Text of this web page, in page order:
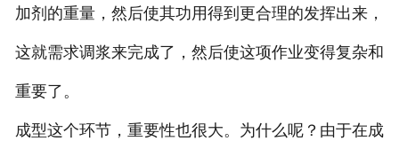
加剂的重量，然后使其功用得到更合理的发挥出来，
这就需求调浆来完成了，然后使这项作业变得复杂和
重要了。
成型这个环节，重要性也很大。为什么呢？由于在成